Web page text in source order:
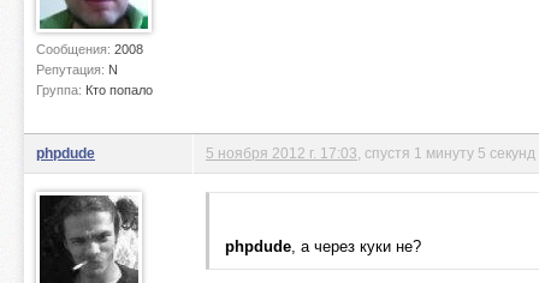
Сообщения: 2008
Репутация: N
Группа: Кто попало
phpdude 5 ноября 2012 г. 17:03 , спустя 1 минуту 5 секунд
phpdude, а через куки не?